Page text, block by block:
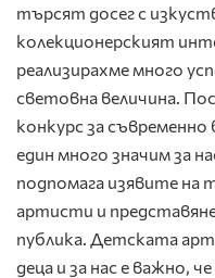
търсят досег с
колекционерският
реализирахме много
световна величина.
конкурс за
един много значим за
подпомага изявите на
артисти и
публика. Детската арт
деца и за нас е важно,